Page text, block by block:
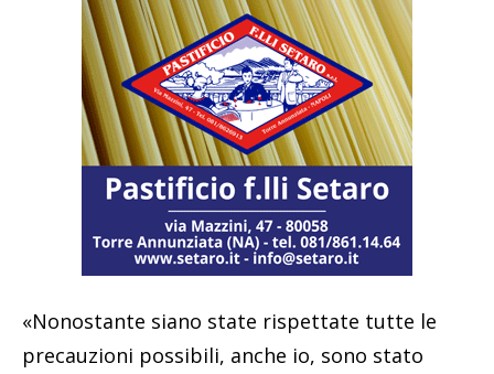
«Nonostante siano state rispettate tutte le
precauzioni possibili, anche io, sono stato